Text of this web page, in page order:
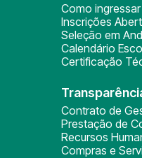
Como ingressar
Inscrições
Seleção em
Calendário
Certificação
Contrato de
Prestação de
Recursos
Compras e